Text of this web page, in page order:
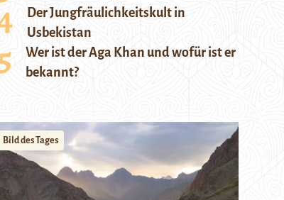
Der Jungfräulichkeitskult in
Usbekistan
Wer ist der Aga Khan und wofür ist er
bekannt?
Bild des Tages